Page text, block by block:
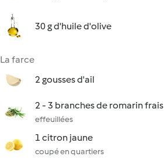
30 g d'huile d'olive
La farce
2 gousses d'ail
2 - 3 branches de romarin frais
effeuillées
1 citron jaune
coupé en quartiers